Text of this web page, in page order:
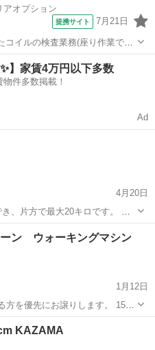
アオプション
提携サイト 7月21日
コイルの検査業務(座り作業での
部品など製造している企業にて
】家賃4万円以下多数
物件多数掲載！
Ad
4月20日
、片方で最大20キロです。 多
ありません。 場所は近郊でした
問い合わせいただけたら対応し
フィットネス、トレーニング
ン ウォーキングマシン
1月12日
方を優先にお譲りします。 15年
ます。古いので使用する際は自
ジョギング
KAZAMA